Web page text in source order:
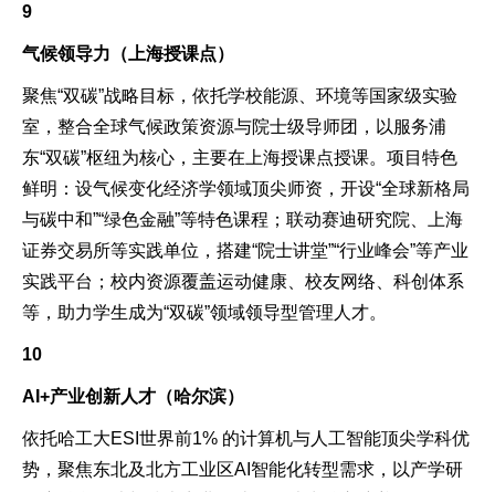
9
气候领导力（上海授课点）
聚焦“双碳”战略目标，依托学校能源、环境等国家级实验
室，整合全球气候政策资源与院士级导师团，以服务浦
东“双碳”枢纽为核心，主要在上海授课点授课。项目特色
鲜明：设气候变化经济学领域顶尖师资，开设“全球新格局
与碳中和”“绿色金融”等特色课程；联动赛迪研究院、上海
证券交易所等实践单位，搭建“院士讲堂”“行业峰会”等产业
实践平台；校内资源覆盖运动健康、校友网络、科创体系
等，助力学生成为“双碳”领域领导型管理人才。
10
AI+产业创新人才（哈尔滨）
依托哈工大ESI世界前1% 的计算机与人工智能顶尖学科优
势，聚焦东北及北方工业区AI智能化转型需求，以产学研